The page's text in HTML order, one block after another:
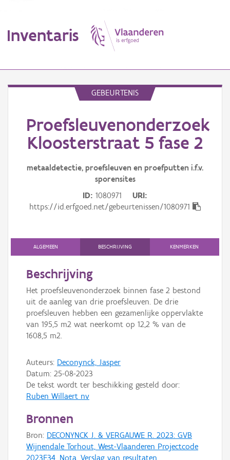
Inventaris
Erfgoedobject
Aanduidingsobject
Waarneming
Gebeurtenis
Downloads
Hergebruik
Aanmelden
GEBEURTENIS
Proefsleuvenonderzoek
Kloosterstraat 5 fase 2
metaaldetectie, proefsleuven en proefputten i.f.v.
sporensites
ID 1080971
URI
https://id.erfgoed.net/gebeurtenissen/1080971
ALGEMEEN BESCHRIJVING KENMERKEN
Beschrijving
Het proefsleuvenonderzoek binnen fase 2 bestond
uit de aanleg van drie proefsleuven. De drie
proefsleuven hebben een gezamenlijke oppervlakte
van 195,5 m2 wat neerkomt op 12,2 % van de
1608,5 m2.
Auteurs: Deconynck, Jasper
Datum: 25-08-2023
De tekst wordt ter beschikking gesteld door:
Ruben Willaert nv
Bronnen
Bron: DECONYNCK J. & VERGAUWE R. 2023: GVB
Wijnendale Torhout, West-Vlaanderen Projectcode
2023E34. Nota, Verslag van resultaten,